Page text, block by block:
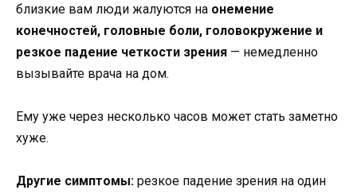
близкие вам люди жалуются на онемение
конечностей, головные боли, головокружение и
резкое падение четкости зрения — немедленно
вызывайте врача на дом.
Ему уже через несколько часов может стать заметно
хуже.
Другие симптомы: резкое падение зрения на один